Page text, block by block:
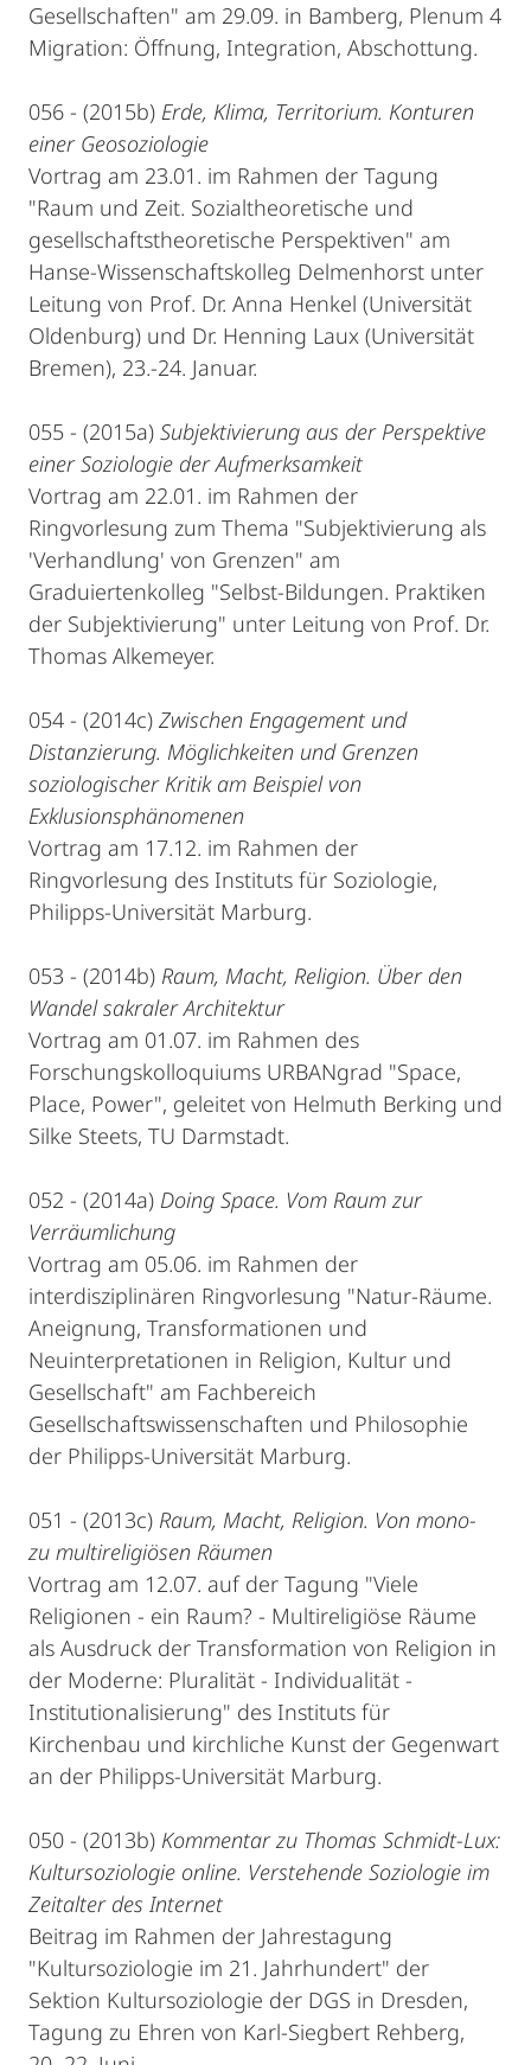
Gesellschaften" am 29.09. in Bamberg, Plenum 4
Migration: Öffnung, Integration, Abschottung.
056 - (2015b) Erde, Klima, Territorium. Konturen
einer Geosoziologie
Vortrag am 23.01. im Rahmen der Tagung
"Raum und Zeit. Sozialtheoretische und
gesellschaftstheoretische Perspektiven" am
Hanse-Wissenschaftskolleg Delmenhorst unter
Leitung von Prof. Dr. Anna Henkel (Universität
Oldenburg) und Dr. Henning Laux (Universität
Bremen), 23.-24. Januar.
055 - (2015a) Subjektivierung aus der Perspektive
einer Soziologie der Aufmerksamkeit
Vortrag am 22.01. im Rahmen der
Ringvorlesung zum Thema "Subjektivierung als
'Verhandlung' von Grenzen" am
Graduiertenkolleg "Selbst-Bildungen. Praktiken
der Subjektivierung" unter Leitung von Prof. Dr.
Thomas Alkemeyer.
054 - (2014c) Zwischen Engagement und
Distanzierung. Möglichkeiten und Grenzen
soziologischer Kritik am Beispiel von
Exklusionsphänomenen
Vortrag am 17.12. im Rahmen der
Ringvorlesung des Instituts für Soziologie,
Philipps-Universität Marburg.
053 - (2014b) Raum, Macht, Religion. Über den
Wandel sakraler Architektur
Vortrag am 01.07. im Rahmen des
Forschungskolloquiums URBANgrad "Space,
Place, Power", geleitet von Helmuth Berking und
Silke Steets, TU Darmstadt.
052 - (2014a) Doing Space. Vom Raum zur
Verräumlichung
Vortrag am 05.06. im Rahmen der
interdisziplinären Ringvorlesung "Natur-Räume.
Aneignung, Transformationen und
Neuinterpretationen in Religion, Kultur und
Gesellschaft" am Fachbereich
Gesellschaftswissenschaften und Philosophie
der Philipps-Universität Marburg.
051 - (2013c) Raum, Macht, Religion. Von mono-
zu multireligiösen Räumen
Vortrag am 12.07. auf der Tagung "Viele
Religionen - ein Raum? - Multireligiöse Räume
als Ausdruck der Transformation von Religion in
der Moderne: Pluralität - Individualität -
Institutionalisierung" des Instituts für
Kirchenbau und kirchliche Kunst der Gegenwart
an der Philipps-Universität Marburg.
050 - (2013b) Kommentar zu Thomas Schmidt-Lux:
Kultursoziologie online. Verstehende Soziologie im
Zeitalter des Internet
Beitrag im Rahmen der Jahrestagung
"Kultursoziologie im 21. Jahrhundert" der
Sektion Kultursoziologie der DGS in Dresden,
Tagung zu Ehren von Karl-Siegbert Rehberg,